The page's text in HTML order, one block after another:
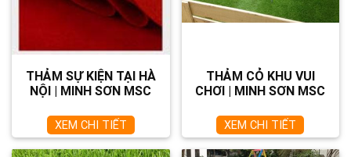
THẢM SỰ KIỆN TẠI HÀ
NỘI | MINH SƠN MSC
XEM CHI TIẾT
THẢM CỎ KHU VUI
CHƠI | MINH SƠN MSC
XEM CHI TIẾT